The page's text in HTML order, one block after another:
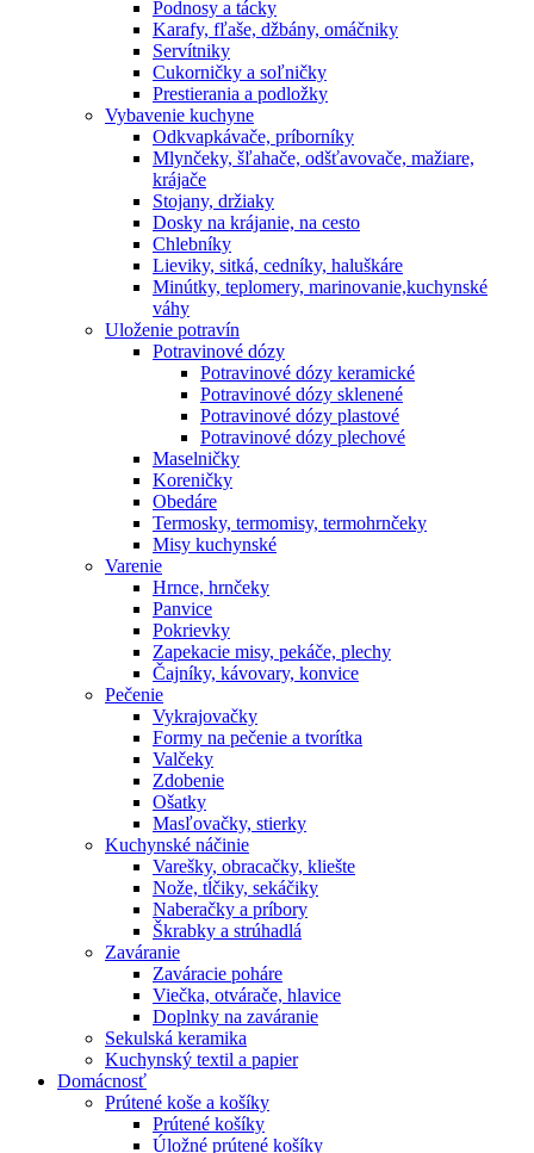
Podnosy a tácky
Karafy, fľaše, džbány, omáčniky
Servítniky
Cukorničky a soľničky
Prestierania a podložky
Vybavenie kuchyne
Odkvapkávače, príborníky
Mlynčeky, šľahače, odšťavovače, mažiare,
krájače
Stojany, držiaky
Dosky na krájanie, na cesto
Chlebníky
Lieviky, sitká, cedníky, haluškáre
Minútky, teplomery, marinovanie,kuchynské
váhy
Uloženie potravín
Potravinové dózy
Potravinové dózy keramické
Potravinové dózy sklenené
Potravinové dózy plastové
Potravinové dózy plechové
Maselničky
Koreničky
Obedáre
Termosky, termomisy, termohrnčeky
Misy kuchynské
Varenie
Hrnce, hrnčeky
Panvice
Pokrievky
Zapekacie misy, pekáče, plechy
Čajníky, kávovary, konvice
Pečenie
Vykrajovačky
Formy na pečenie a tvorítka
Valčeky
Zdobenie
Ošatky
Masľovačky, stierky
Kuchynské náčinie
Varešky, obracačky, kliešte
Nože, tĺčiky, sekáčiky
Naberačky a príbory
Škrabky a strúhadlá
Zaváranie
Zaváracie poháre
Viečka, otvárače, hlavice
Doplnky na zaváranie
Sekulská keramika
Kuchynský textil a papier
Domácnosť
Prútené koše a košíky
Prútené košíky
Úložné prútené košíky